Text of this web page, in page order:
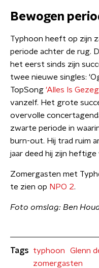
Bewogen
Typhoon heeft op zijn
periode achter de rug.
het eerst sinds zijn
twee nieuwe singles:
TopSong 'Alles Is
vanzelf. Het grote
overvolle
zwarte periode in
burn-out. Hij trad ruim
jaar deed hij zijn heftige
Zomergasten met
te zien op NPO 2.
Foto omslag: Ben
Tags typhoon
Glenn
zomergasten